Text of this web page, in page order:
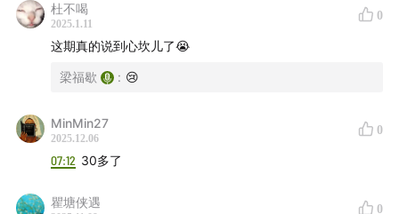
杜不喝
2025.1.11
0
这期真的说到心坎儿了😭
梁福歇 : 😢
MinMin27
2025.12.06
0
07:12 30多了
瞿塘侠遇 0